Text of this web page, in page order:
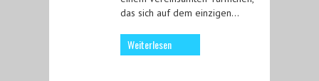
das sich auf dem einzigen…
Weiterlesen